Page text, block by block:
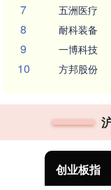
7 五洲医疗
8 耐科装备
9 一博科技
10 方邦股份
创业板指